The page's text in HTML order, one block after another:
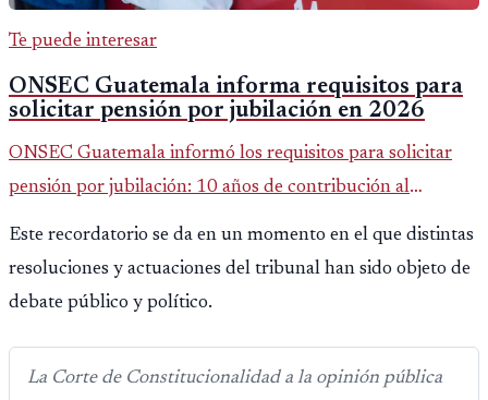
Te puede interesar
ONSEC Guatemala informa requisitos para
solicitar pensión por jubilación en 2026
ONSEC Guatemala informó los requisitos para solicitar
pensión por jubilación: 10 años de contribución al
Montepío y 50 años de edad, o 20 años de servicio sin
importar edad.
Este recordatorio se da en un momento en el que distintas
resoluciones y actuaciones del tribunal han sido objeto de
debate público y político.
La Corte de Constitucionalidad a la opinión pública